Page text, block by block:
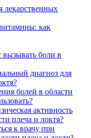
лекарственных
как
боли в
диагноз для
болей в области
активность
плеча и локтя?
к врачу при